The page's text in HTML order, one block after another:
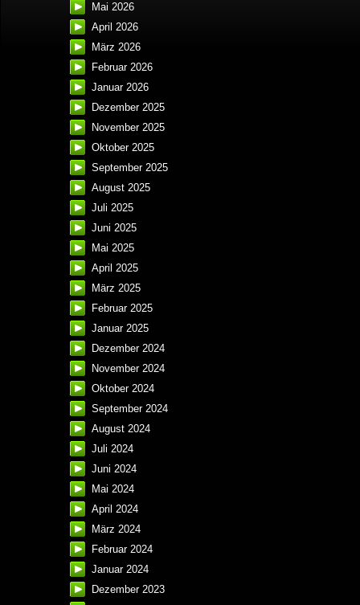
Mai 2026
April 2026
März 2026
Februar 2026
Januar 2026
Dezember 2025
November 2025
Oktober 2025
September 2025
August 2025
Juli 2025
Juni 2025
Mai 2025
April 2025
März 2025
Februar 2025
Januar 2025
Dezember 2024
November 2024
Oktober 2024
September 2024
August 2024
Juli 2024
Juni 2024
Mai 2024
April 2024
März 2024
Februar 2024
Januar 2024
Dezember 2023